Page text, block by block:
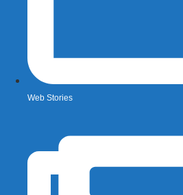
Web Stories